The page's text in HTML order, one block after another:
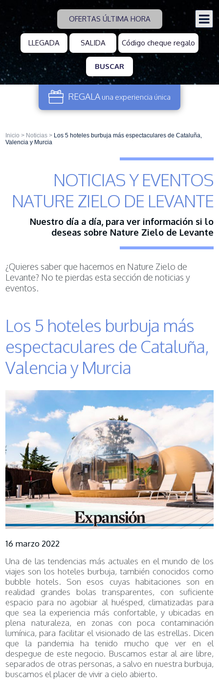
OFERTAS ÚLTIMA HORA
BUSCAR
REGALA una experiencia única
Inicio > Noticias > Los 5 hoteles burbuja más espectaculares de Cataluña,
Valencia y Murcia
NOTICIAS Y EVENTOS
NATURE ZIELO DE LEVANTE
Nuestro día a día, para ver información si lo
deseas sobre Nature Zielo de Levante
¿Quieres saber que hacemos en Nature Zielo de
Levante? No te pierdas esta sección de noticias y
eventos.
Los 5 hoteles burbuja más
espectaculares de Cataluña,
Valencia y Murcia
16 marzo 2022
Una de las tendencias más actuales en el mundo de los
viajes son los hoteles burbuja, también conocidos como
bubble hotels. Son esos cuyas habitaciones son en
realidad grandes bolas transparentes, con suficiente
espacio para no agobiar al huésped, climatizadas para
que sea la experiencia más confortable, y ubicadas en
plena naturaleza, en zonas con poca contaminación
lumínica, para facilitar el visionado de las estrellas. Dicen
que la pandemia ha tenido mucho que ver en el
despegue de este negocio. Buscamos estar al aire libre,
separados de otras personas, a salvo en nuestra burbuja,
buscamos el placer de vivir a cielo abierto.